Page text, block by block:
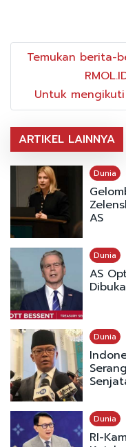
Temukan berita-
Untuk
ARTIKEL LAINNYA
Dunia
AS
Dunia
AS
Dibuka
Dunia
Dunia
RI-